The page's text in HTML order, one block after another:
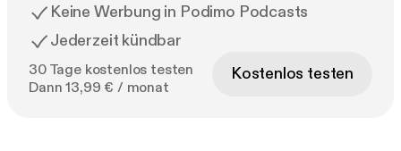
Keine Werbung in Podimo Podcasts
Jederzeit kündbar
30 Tage kostenlos testen
Dann 13,99 € / monat
Kostenlos testen